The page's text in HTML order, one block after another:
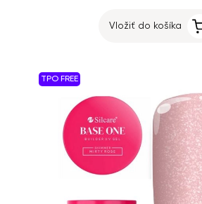
Vložiť do košíka
TPO FREE